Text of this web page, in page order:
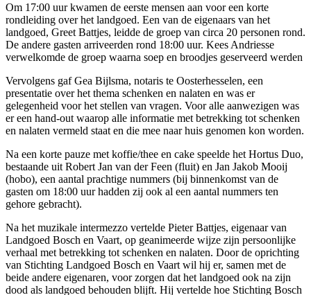
Om 17:00 uur kwamen de eerste mensen aan voor een korte
rondleiding over het landgoed. Een van de eigenaars van het
landgoed, Greet Battjes, leidde de groep van circa 20 personen rond.
De andere gasten arriveerden rond 18:00 uur. Kees Andriesse
verwelkomde de groep waarna soep en broodjes geserveerd werden
Vervolgens gaf Gea Bijlsma, notaris te Oosterhesselen, een
presentatie over het thema schenken en nalaten en was er
gelegenheid voor het stellen van vragen. Voor alle aanwezigen was
er een hand-out waarop alle informatie met betrekking tot schenken
en nalaten vermeld staat en die mee naar huis genomen kon worden.
Na een korte pauze met koffie/thee en cake speelde het Hortus Duo,
bestaande uit Robert Jan van der Feen (fluit) en Jan Jakob Mooij
(hobo), een aantal prachtige nummers (bij binnenkomst van de
gasten om 18:00 uur hadden zij ook al een aantal nummers ten
gehore gebracht).
Na het muzikale intermezzo vertelde Pieter Battjes, eigenaar van
Landgoed Bosch en Vaart, op geanimeerde wijze zijn persoonlijke
verhaal met betrekking tot schenken en nalaten. Door de oprichting
van Stichting Landgoed Bosch en Vaart wil hij er, samen met de
beide andere eigenaren, voor zorgen dat het landgoed ook na zijn
dood als landgoed behouden blijft. Hij vertelde hoe Stichting Bosch